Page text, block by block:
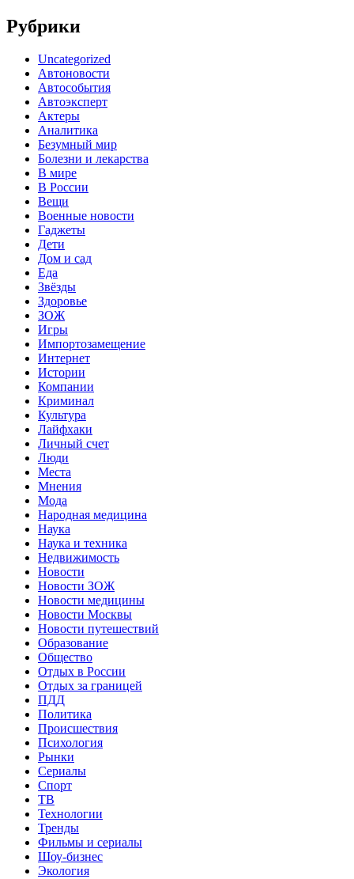
Рубрики
Uncategorized
Автоновости
Автособытия
Автоэксперт
Актеры
Аналитика
Безумный мир
Болезни и лекарства
В мире
В России
Вещи
Военные новости
Гаджеты
Дети
Дом и сад
Еда
Звёзды
Здоровье
ЗОЖ
Игры
Импортозамещение
Интернет
Истории
Компании
Криминал
Культура
Лайфхаки
Личный счет
Люди
Места
Мнения
Мода
Народная медицина
Наука
Наука и техника
Недвижимость
Новости
Новости ЗОЖ
Новости медицины
Новости Москвы
Новости путешествий
Образование
Общество
Отдых в России
Отдых за границей
ПДД
Политика
Происшествия
Психология
Рынки
Сериалы
Спорт
ТВ
Технологии
Тренды
Фильмы и сериалы
Шоу-бизнес
Экология